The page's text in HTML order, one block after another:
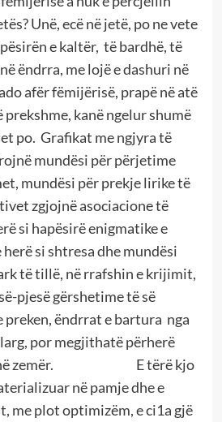
Unë, ecë në jetë, po ne vete
e kaltër, të bardhë, të
ëndrra, me lojë e dashuri në
afër fëmijërisë, prapë në atë
prekshme, kanë ngelur shumë
po. Grafikat me ngjyra të
mundësi për përjetime
mundësi për prekje lirike të
zgjojnë asociacione të
si hapësirë enigmatike e
si shtresa dhe mundësi
të tillë, në rrafshin e krijimit,
pjesë gërshetime të së
preken, ëndrrat e bartura nga
por megjithatë përherë
– në zemër. E tërë kjo
në pamje dhe e
me plot optimizëm, e ci1a gjë